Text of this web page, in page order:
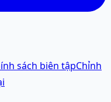
sách biên tậpChỉnh